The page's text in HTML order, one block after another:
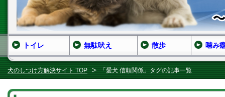
犬のしつけ方解決サイト TOP 「愛犬 信頼関係」タグの記事一覧
トイレ 無駄吠え 散歩 噛み